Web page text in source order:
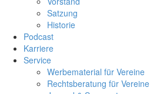
Satzung
Historie
Podcast
Karriere
Service
Werbematerial für Vereine
Rechtsberatung für Vereine